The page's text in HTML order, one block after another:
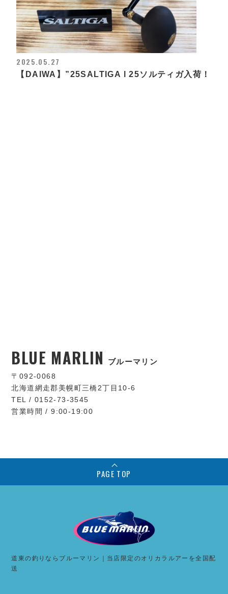
2025.05.27
【DAIWA】”25SALTIGA l 25ソルティガ入荷！
BLUE MARLIN ブルーマリン
〒092-0068
北海道網走郡美幌町三橋2丁目10-6
TEL / 0152-73-3545
営業時間 / 9:00-19:00
PAGE TOP
道東の釣りならブルーマリン｜当店限定のオリカラルアーを全国配
送